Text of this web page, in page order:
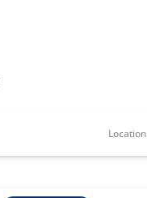
Location